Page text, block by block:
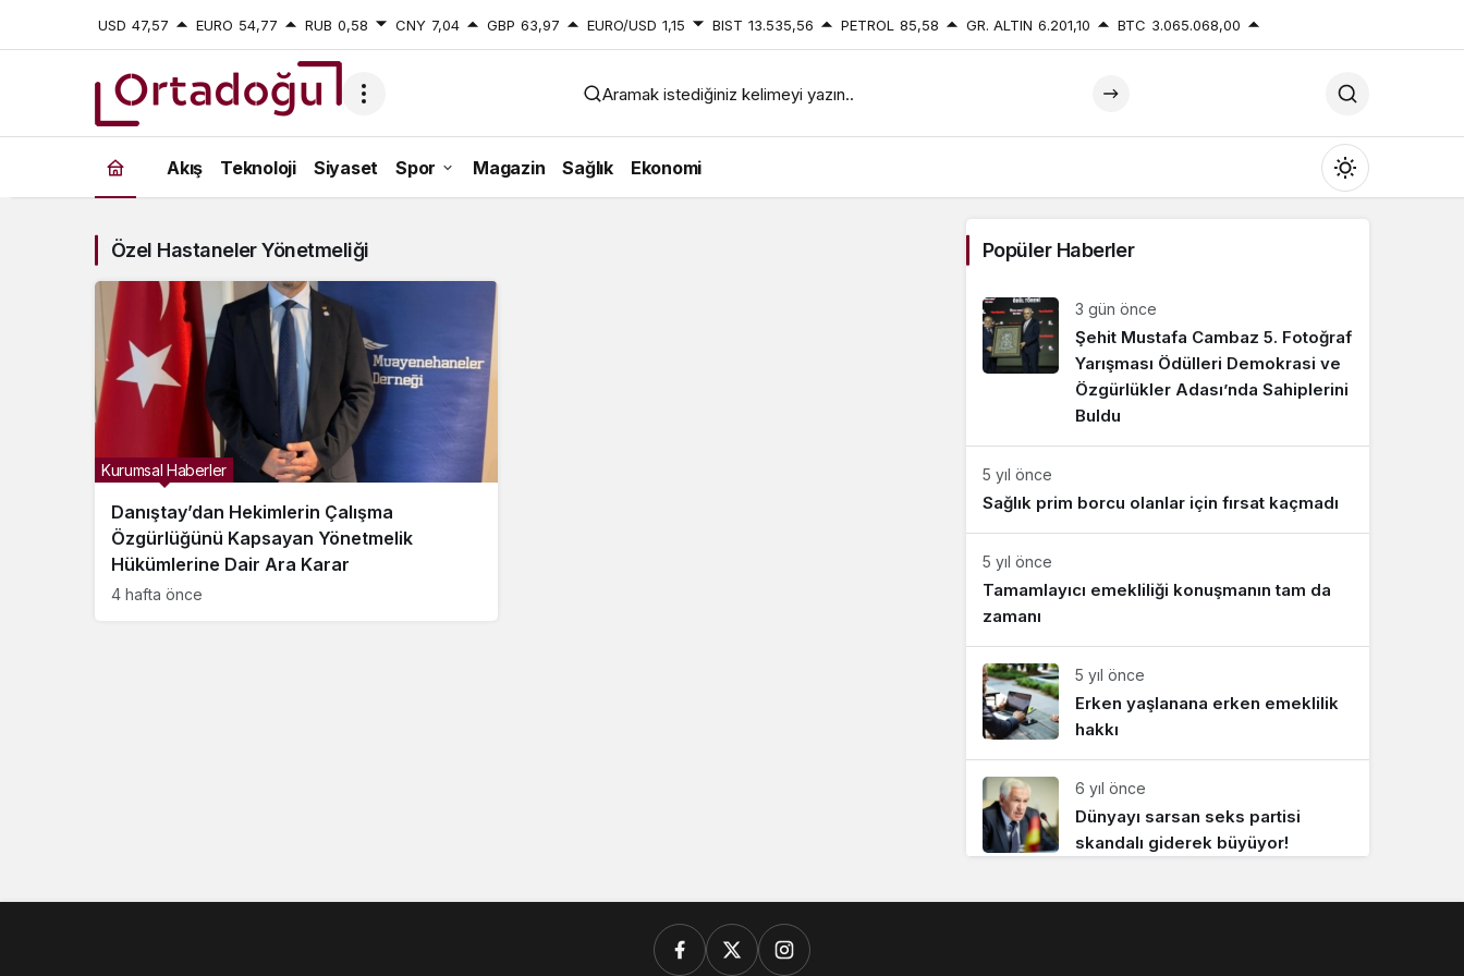
USD 47,57 EURO 54,77 RUB 0,58 CNY 7,04 GBP 63,97 EURO/USD 1,15 BIST 13.535,56 PETROL 85,58 GR. ALTIN 6.201,10 BTC 3.065.068,00
Özel
Hastaneler
Yönetmeliği
Haberleri
Aramak istediğiniz kelimeyi yazın..
Akış Teknoloji Siyaset Spor Magazin Sağlık Ekonomi
Mod
değiştir
Gündüz Modu
Gündüz modunu seçin.
Gece Modu
Gece modunu seçin.
Sistem Modu
Sistem modunu seçin.
Özel Hastaneler Yönetmeliği
Danıştay’dan Hekimlerin Çalışma
Özgürlüğünü Kapsayan Yönetmelik
Hükümlerine Dair Ara Karar
Kurumsal Haberler
4 hafta önce
Popüler Haberler
3 gün önce
Şehit Mustafa Cambaz 5. Fotoğraf
Yarışması Ödülleri Demokrasi ve
Özgürlükler Adası’nda Sahiplerini
Buldu
5 yıl önce
Sağlık prim borcu olanlar için fırsat kaçmadı
5 yıl önce
Tamamlayıcı emekliliği konuşmanın tam da
zamanı
5 yıl önce
Erken yaşlanana erken emeklilik
hakkı
6 yıl önce
Dünyayı sarsan seks partisi
skandalı giderek büyüyor!